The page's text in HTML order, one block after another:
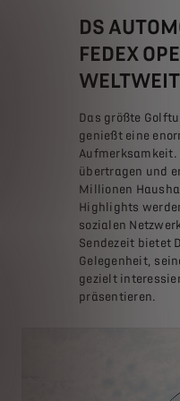
DS
FEDEX
Das größte
genießt eine
Aufmerksamkeit.
übertragen und
Millionen
Highlights
sozialen
Sendezeit bietet
Gelegenheit,
gezielt
präsentieren.